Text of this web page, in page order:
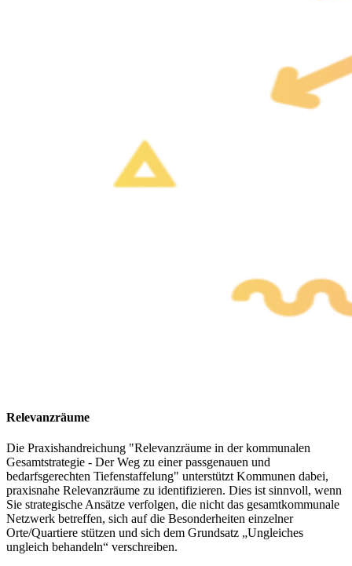
Relevanzräume
Die Praxishandreichung "Relevanzräume in der kommunalen
Gesamtstrategie - Der Weg zu einer passgenauen und
bedarfsgerechten Tiefenstaffelung" unterstützt Kommunen dabei,
praxisnahe Relevanzräume zu identifizieren. Dies ist sinnvoll, wenn
Sie strategische Ansätze verfolgen, die nicht das gesamtkommunale
Netzwerk betreffen, sich auf die Besonderheiten einzelner
Orte/Quartiere stützen und sich dem Grundsatz „Ungleiches
ungleich behandeln“ verschreiben.